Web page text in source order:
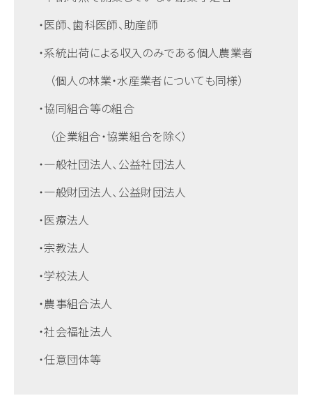
・医師、歯科医師、助産師
・系統出荷による収入のみである個人農業者
（個人の林業・水産業者についても同様）
・協同組合等の組合
（企業組合・協業組合を除く）
・一般社団法人、公益社団法人
・一般財団法人、公益財団法人
・医療法人
・宗教法人
・学校法人
・農事組合法人
・社会福祉法人
・任意団体等